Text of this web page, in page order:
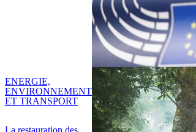
ENERGIE,
ENVIRONNEMENT
ET TRANSPORT